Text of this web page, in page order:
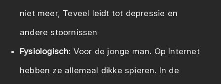
niet meer, Teveel leidt tot depressie en
andere stoornissen
Fysiologisch: Voor de jonge man. Op Internet
hebben ze allemaal dikke spieren. In de